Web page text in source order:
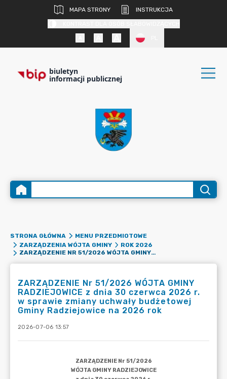
MAPA STRONY
INSTRUKCJA
biuletyn
informacji publicznej
STRONA GŁÓWNA
MENU PRZEDMIOTOWE
ZARZĄDZENIA WÓJTA GMINY
ROK 2026
ZARZĄDZENIE NR 51/2026 WÓJTA GMINY RADZIEJOWICE Z DNIA 30 CZERWCA 2026 R. W SPRAWIE ZMIANY UCHWAŁY BUDŻETOWEJ GMINY RADZIEJOWICE NA 2026 ROK
ZARZĄDZENIE Nr 51/2026 WÓJTA GMINY
RADZIEJOWICE z dnia 30 czerwca 2026 r.
w sprawie zmiany uchwały budżetowej
Gminy Radziejowice na 2026 rok
2026-07-06 13:57